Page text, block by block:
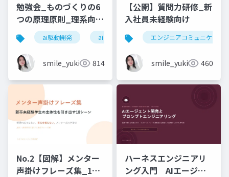
勉強会_ものづくりの6
つの原理原則_理系向け
6時間_2026_05_24_
石黒友季子
ai駆動開発 ai
smile_yukiko_it814
【公開】質問力研修_新
入社員未経験向け
エンジニアコミュニケーシ
smile_yukiko_it460
No.2【図解】メンター
声掛けフレーズ集_18
ハーネスエンジニアリ
ング入門 AIエージェ